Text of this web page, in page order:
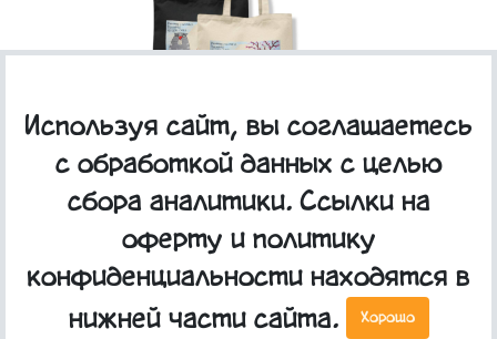
Используя сайт, вы соглашаетесь
с обработкой данных с целью
сбора аналитики. Ссылки на
оферту и политику
конфиденциальности находятся в
нижней части сайта.
Хорошо